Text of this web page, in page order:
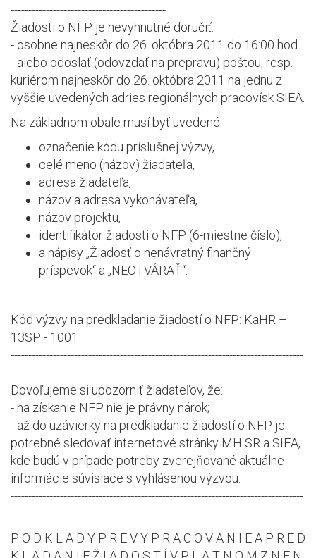
--------------------------------------------
Žiadosti o NFP je nevyhnutné doručiť:
- osobne najneskôr do 26. októbra 2011 do 16:00 hod
- alebo odoslať (odovzdať na prepravu) poštou, resp.
kuriérom najneskôr do 26. októbra 2011 na jednu z
vyššie uvedených adries regionálnych pracovísk SIEA.
Na základnom obale musí byť uvedené:
označenie kódu príslušnej výzvy,
celé meno (názov) žiadateľa,
adresa žiadateľa,
názov a adresa vykonávateľa,
názov projektu,
identifikátor žiadosti o NFP (6-miestne číslo),
a nápisy „Žiadosť o nenávratný finančný
príspevok“ a „NEOTVÁRAŤ“.
Kód výzvy na predkladanie žiadostí o NFP: KaHR –
13SP - 1001
-----------------------------------------------------------------------------------
------------------------------
Dovoľujeme si upozorniť žiadateľov, že:
- na získanie NFP nie je právny nárok;
- až do uzávierky na predkladanie žiadostí o NFP je
potrebné sledovať internetové stránky MH SR a SIEA,
kde budú v prípade potreby zverejňované aktuálne
informácie súvisiace s vyhlásenou výzvou.
-----------------------------------------------------------------------------------
------------------------------
P O D K L A D Y P R E V Y P R A C O V A N I E A P R E D